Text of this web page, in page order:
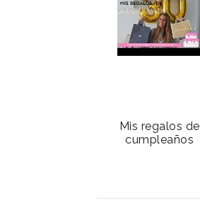
Mis regalos de
cumpleaños